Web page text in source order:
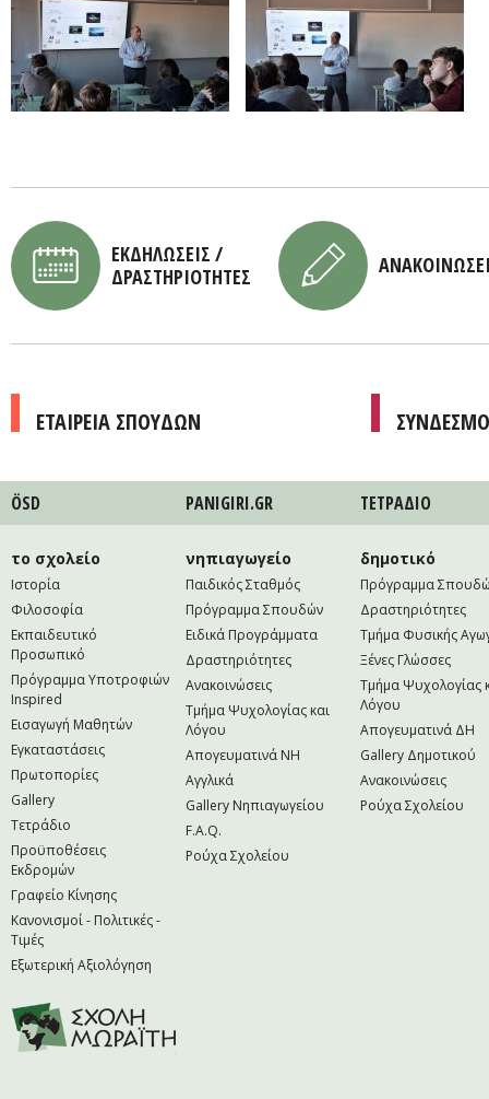
ΕΚΔΗΛΩΣΕΙΣ /
ΔΡΑΣΤΗΡΙΟΤΗΤΕΣ
ΕΤΑΙΡΕΙΑ ΣΠΟΥΔΩΝ
ÖSD PANIGIRI.GR ΤΕΤΡAΔΙΟ
το σχολείο
Ιστορία
Φιλοσοφία
Εκπαιδευτικό
Προσωπικό
Πρόγραμμα Υποτροφιών
Inspired
Εισαγωγή Μαθητών
Εγκαταστάσεις
Πρωτοπορίες
Gallery
Τετράδιο
Προϋποθέσεις
Εκδρομών
Γραφείο Κίνησης
Κανονισμοί - Πολιτικές -
Τιμές
Εξωτερική Αξιολόγηση
νηπιαγωγείο
Παιδικός Σταθμός
Πρόγραμμα Σπουδών
Ειδικά Προγράμματα
Δραστηριότητες
Ανακοινώσεις
Τμήμα Ψυχολογίας και
Λόγου
Απογευματινά NH
Αγγλικά
Gallery Νηπιαγωγείου
F.A.Q.
Ρούχα Σχολείου
δημοτικό
Πρόγραμμα
Δραστηριότητες
Τμήμα Φυσικής
Ξένες Γλώσσες
Τμήμα Ψυχολογίας
Λόγου
Απογευματινά ΔΗ
Gallery Δημοτικού
Ανακοινώσεις
Ρούχα Σχολείου